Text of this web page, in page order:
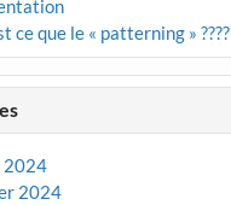
ce que le « patterning » ????
2024
2024